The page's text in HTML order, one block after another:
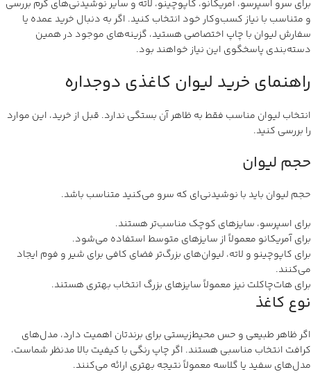
برای سرو اسپرسو، آمریکانو، کاپوچینو، لاته و سایر نوشیدنی‌های گرم بررسی
و متناسب با نیاز کسب‌وکار خود انتخاب کنید. اگر به دنبال خرید عمده یا
سفارش لیوان با چاپ اختصاصی هستید، گزینه‌های موجود در همین
دسته‌بندی پاسخگوی این نیاز خواهند بود.
راهنمای خرید لیوان کاغذی دوجداره
انتخاب لیوان مناسب فقط به ظاهر آن بستگی ندارد. قبل از خرید، این موارد
را بررسی کنید.
حجم لیوان
حجم لیوان باید با نوشیدنی‌ای که سرو می‌کنید متناسب باشد.
برای اسپرسو، سایزهای کوچک مناسب‌تر هستند.
برای آمریکانو معمولاً از سایزهای متوسط استفاده می‌شود.
برای کاپوچینو و لاته، لیوان‌های بزرگ‌تر فضای کافی برای شیر و فوم ایجاد
می‌کنند.
برای هات‌چاکلت نیز معمولاً سایزهای بزرگ انتخاب بهتری هستند.
نوع کاغذ
اگر ظاهر طبیعی و حس محیط‌زیستی برای برندتان اهمیت دارد، مدل‌های
کرافت انتخاب مناسبی هستند. اگر چاپ رنگی با کیفیت بالا مدنظر شماست،
مدل‌های سفید یا گلاسه معمولاً نتیجه بهتری ارائه می‌کنند.